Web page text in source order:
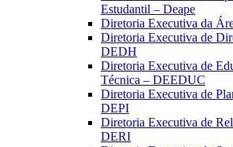
Estudantil – Deape
Diretoria Executiva da
Diretoria Executiva de
DEDH
Diretoria Executiva de
Técnica – DEEDUC
Diretoria Executiva de
DEPI
Diretoria Executiva de
DERI